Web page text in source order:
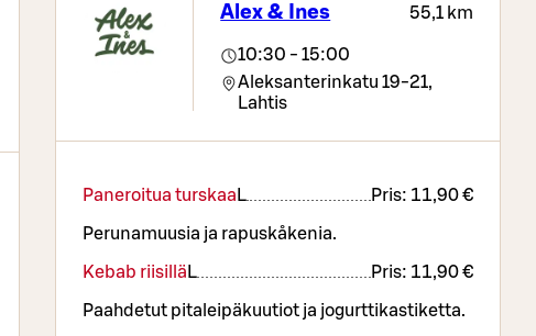
Alex & Ines 55,1 km
10:30 - 15:00
Aleksanterinkatu 19-21,
Lahtis
Paneroitua turskaa L Pris: 11,90 €
Perunamuusia ja rapuskåkenia.
Kebab riisillä L Pris: 11,90 €
Paahdetut pitaleipäkuutiot ja jogurttikastiketta.